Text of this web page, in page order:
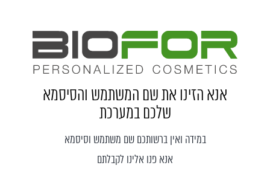
אנא הזינו את שם המשתמש והסיסמא
שלכם במערכת
במידה ואין ברשותכם שם משתמש וסיסמא
אנא פנו אלינו לקבלתם